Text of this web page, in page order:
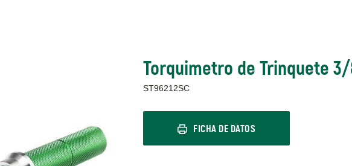
Torquimetro de Trinquete
ST96212SC
FICHA DE DATOS